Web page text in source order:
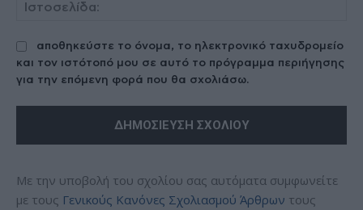
αποθηκεύστε το όνομα, το ηλεκτρονικό ταχυδρομείο
και τον ιστότοπό μου σε αυτό το πρόγραμμα περιήγησης
για την επόμενη φορά που θα σχολιάσω.
Με την υποβολή του σχολίου σας αυτόματα συμφωνείτε
με τους Γενικούς Κανόνες Σχολιασμού Άρθρων τους